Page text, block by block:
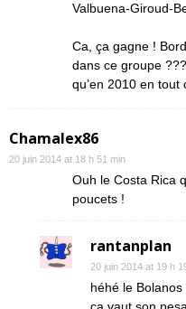
Valbuena-Giroud-
Ca, ça gagne !
dans ce groupe
qu’en 2010 en tout
Chamalex86
20 juin 2014 at 18 h 51 min
Ouh le Costa Rica
poucets !
rantanplan
20 juin 2014 at 19 h
héhé le Bolanos